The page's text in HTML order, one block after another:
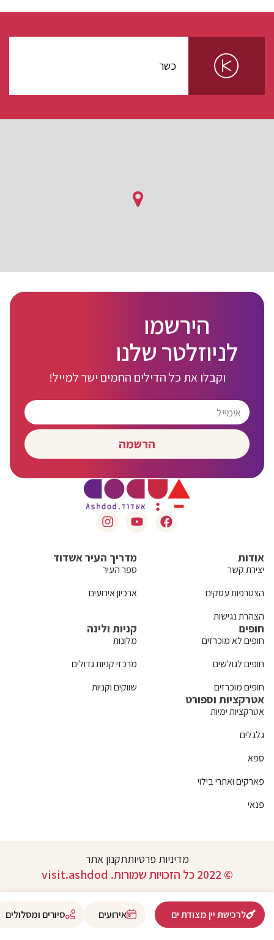
כשר
הירשמו
לניוזלטר שלנו
וקבלו את כל הדילים החמים ישר למייל!
הרשמה
אודות
יצירת קשר
הצטרפות עסקים
הצהרת נגישות
מדריך העיר אשדוד
ספר העיר
ארכיון אירועים
חופים
חופים לא מוכרזים
חופים לגולשים
חופים מוכרזים
קניות ולינה
מלונות
מרכזי קניות גדולים
שווקים וקניות
אטרקציות וספורט
אטרקציות ימיות
גלגלים
ספא
פארקים ואתרי בילוי
פנאי
מדיניות פרטיותתקנון אתר
© 2022 כל הזכויות שמורות. visit.ashdod
לרכישת יין מצודת ים אירועים סיורים ומסלולים